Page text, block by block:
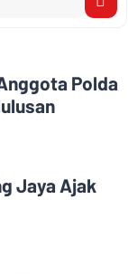
Polda
Jaya Ajak